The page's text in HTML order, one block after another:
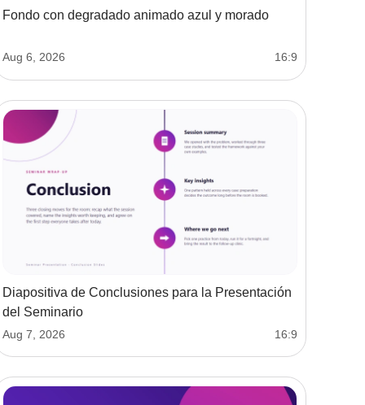
Fondo con degradado animado azul y morado
Aug 6, 2026 16:9
Diapositiva de Conclusiones para la Presentación
del Seminario
Aug 7, 2026 16:9